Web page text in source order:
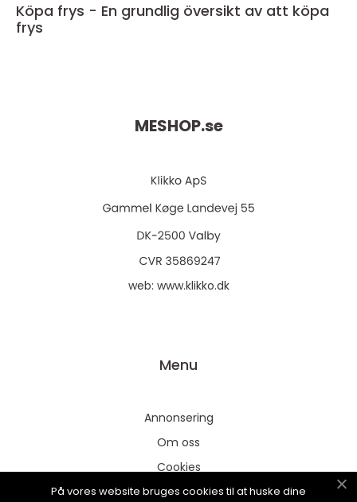
Köpa frys - En grundlig översikt av att köpa
frys
MESHOP.se
web: www.klikko.dk
Menu
Annonsering
Om oss
Cookies
Kontakta oss
På vores website bruges cookies til at huske dine